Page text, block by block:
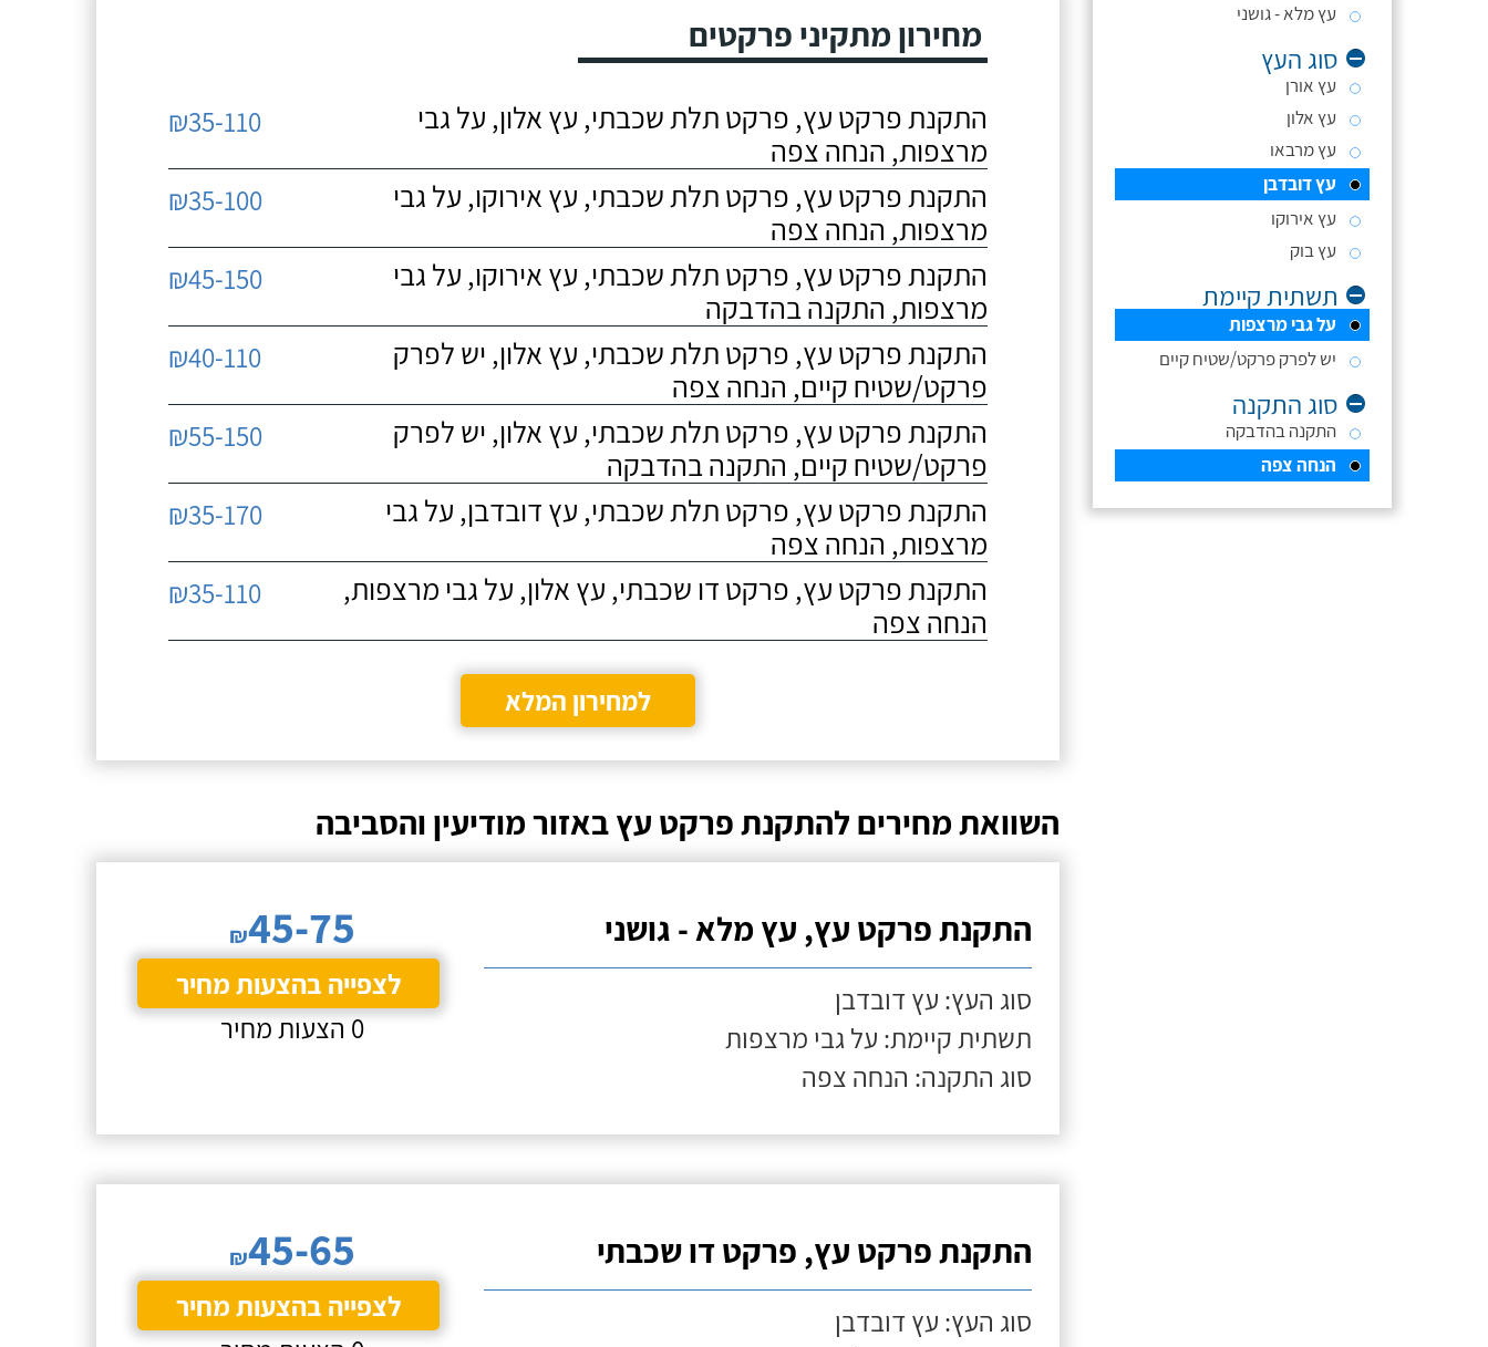
עץ מלא - גושני
סוג העץ
עץ אורן
עץ אלון
עץ מרבאו
עץ דובדבן
עץ אירוקו
עץ בוק
תשתית קיימת
על גבי מרצפות
יש לפרק פרקט/שטיח קיים
סוג התקנה
התקנה בהדבקה
הנחה צפה
מחירון מתקיני פרקטים
התקנת פרקט עץ, פרקט תלת שכבתי, עץ אלון, על גבי
מרצפות, הנחה צפה
₪35-110
התקנת פרקט עץ, פרקט תלת שכבתי, עץ אירוקו, על גבי
מרצפות, הנחה צפה
₪35-100
התקנת פרקט עץ, פרקט תלת שכבתי, עץ אירוקו, על גבי
מרצפות, התקנה בהדבקה
₪45-150
התקנת פרקט עץ, פרקט תלת שכבתי, עץ אלון, יש לפרק
פרקט/שטיח קיים, הנחה צפה
₪40-110
התקנת פרקט עץ, פרקט תלת שכבתי, עץ אלון, יש לפרק
פרקט/שטיח קיים, התקנה בהדבקה
₪55-150
התקנת פרקט עץ, פרקט תלת שכבתי, עץ דובדבן, על גבי
מרצפות, הנחה צפה
₪35-170
התקנת פרקט עץ, פרקט דו שכבתי, עץ אלון, על גבי מרצפות,
הנחה צפה
₪35-110
למחירון המלא
השוואת מחירים להתקנת פרקט עץ באזור מודיעין והסביבה
התקנת פרקט עץ, עץ מלא - גושני
סוג העץ: עץ דובדבן
תשתית קיימת: על גבי מרצפות
סוג התקנה: הנחה צפה
₪45-75
לצפייה בהצעות מחיר
0 הצעות מחיר
התקנת פרקט עץ, פרקט דו שכבתי
סוג העץ: עץ דובדבן
₪45-65
לצפייה בהצעות מחיר